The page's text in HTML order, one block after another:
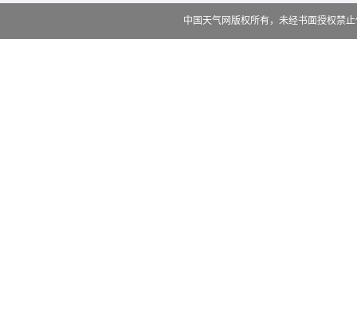
中国天气网版权所有，未经书面授权